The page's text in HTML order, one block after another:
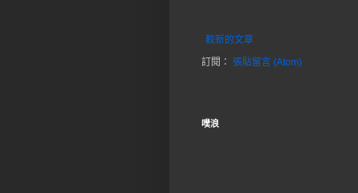
較新的文章
訂閱： 張貼留言 (Atom)
噗浪